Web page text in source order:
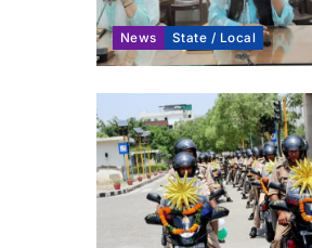
News State / Local